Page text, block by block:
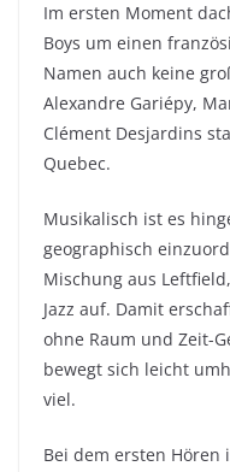
Im ersten Moment
Boys um einen
Namen auch keine
Alexandre Gariépy,
Clément Desjardins
Quebec.
Musikalisch ist es
geographisch
Mischung aus
Jazz auf. Damit
ohne Raum und Zeit-
bewegt sich leicht
viel.
Bei dem ersten Hören